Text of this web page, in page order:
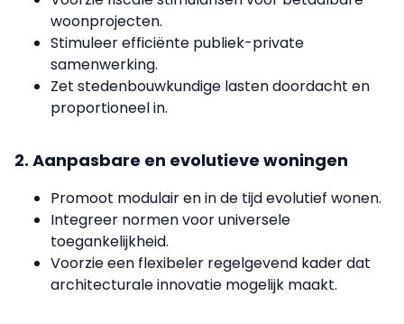
woonprojecten.
Stimuleer efficiënte publiek-private
samenwerking.
Zet stedenbouwkundige lasten doordacht en
proportioneel in.
2. Aanpasbare en evolutieve woningen
Promoot modulair en in de tijd evolutief wonen.
Integreer normen voor universele
toegankelijkheid.
Voorzie een flexibeler regelgevend kader dat
architecturale innovatie mogelijk maakt.